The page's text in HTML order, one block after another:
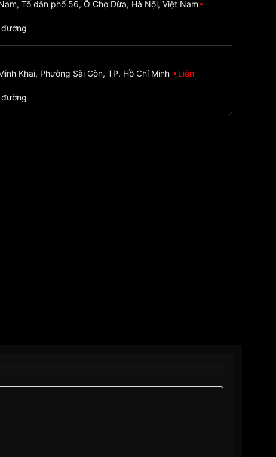
Tổ dân phố 56, Ô Chợ Dừa, Hà Nội, Việt Nam
đường
Khai, Phường Sài Gòn, TP. Hồ Chí Minh
Liên
đường